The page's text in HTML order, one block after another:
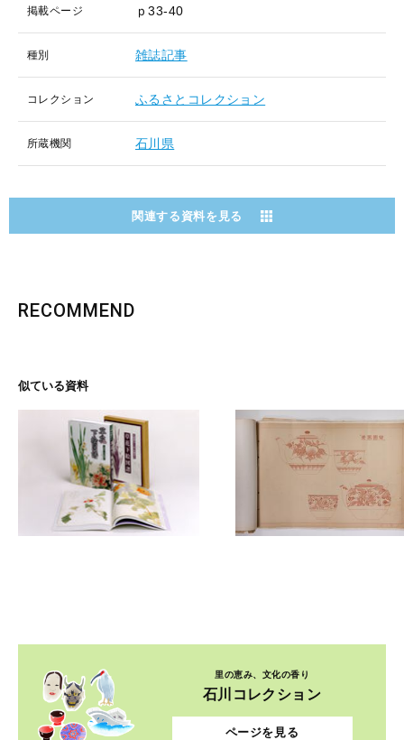
掲載ページ ｐ33-40
種別 雑誌記事
コレクション ふるさとコレクション
所蔵機関 石川県
関連する資料を見る
RECOMMEND
似ている資料
里の恵み、文化の香り
石川コレクション
ページを見る